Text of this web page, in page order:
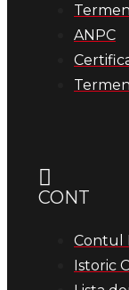
ANPC
CONT
Contul
Istoric